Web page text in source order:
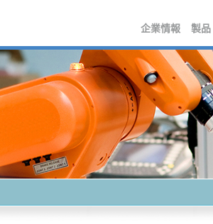
企業情報 製品